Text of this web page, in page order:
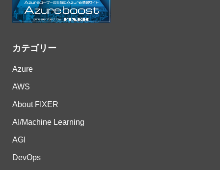
カテゴリー
Azure
AWS
About FIXER
AI/Machine Learning
AGI
DevOps